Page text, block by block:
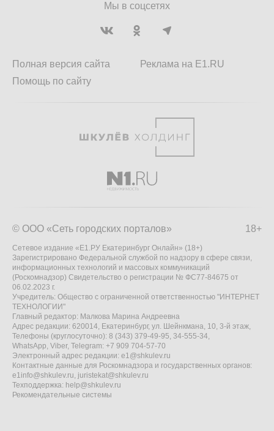
Мы в соцсетях
Полная версия сайта
Помощь по сайту
Реклама на E1.RU
18+
© ООО «Сеть городских порталов»
Сетевое издание «Е1.РУ Екатеринбург Онлайн» (18+)
Зарегистрировано Федеральной службой по надзору в сфере связи,
информационных технологий и массовых коммуникаций
(Роскомнадзор) Свидетельство о регистрации № ФС77-84675 от
06.02.2023 г.
Учредитель: Общество с ограниченной ответственностью "ИНТЕРНЕТ
ТЕХНОЛОГИИ"
Главный редактор: Малкова Марина Андреевна
Адрес редакции: 620014, Екатеринбург, ул. Шейнкмана, 10, 3-й этаж,
Телефоны (круглосуточно): 8 (343) 379-49-95, 34-555-34,
WhatsApp, Viber, Telegram: +7 909 704-57-70
Электронный адрес редакции: e1@shkulev.ru
Контактные данные для Роскомнадзора и государственных органов:
e1info@shkulev.ru, juristekat@shkulev.ru
Техподдержка: help@shkulev.ru
Рекомендательные системы